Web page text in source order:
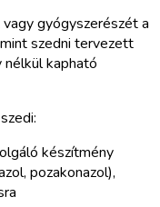
gyógyszerészét a
szedni tervezett
kapható
készítmény
pozakonazol),